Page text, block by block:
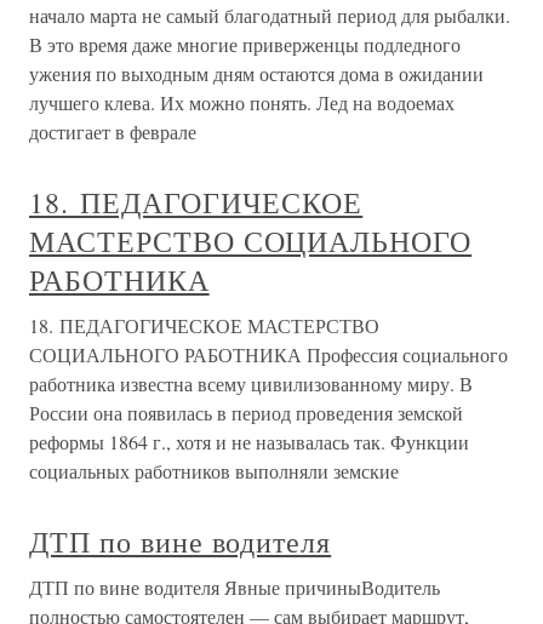
начало марта не самый благодатный период для рыбалки.
В это время даже многие приверженцы подледного
ужения по выходным дням остаются дома в ожидании
лучшего клева. Их можно понять. Лед на водоемах
достигает в феврале
18. ПЕДАГОГИЧЕСКОЕ
МАСТЕРСТВО СОЦИАЛЬНОГО
РАБОТНИКА
18. ПЕДАГОГИЧЕСКОЕ МАСТЕРСТВО
СОЦИАЛЬНОГО РАБОТНИКА Профессия социального
работника известна всему цивилизованному миру. В
России она появилась в период проведения земской
реформы 1864 г., хотя и не называлась так. Функции
социальных работников выполняли земские
ДТП по вине водителя
ДТП по вине водителя Явные причиныВодитель
полностью самостоятелен — сам выбирает маршрут,